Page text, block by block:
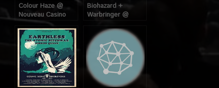
Colour Haze @
Nouveau Casino
(Paris), le 29
Septembre 2012
Biohazard +
Warbringer @
(Paris), le 9 juillet
2012